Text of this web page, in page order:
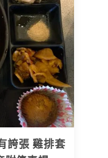
誇張 雞排套